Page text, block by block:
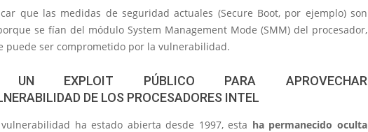
que las medidas de seguridad actuales (Secure Boot, por ejemplo) son
se fían del módulo System Management Mode (SMM) del procesador,
puede ser comprometido por la vulnerabilidad.
UN EXPLOIT PÚBLICO PARA APROVECHAR
DE LOS PROCESADORES INTEL
ha estado abierta desde 1997, esta ha permanecido oculta